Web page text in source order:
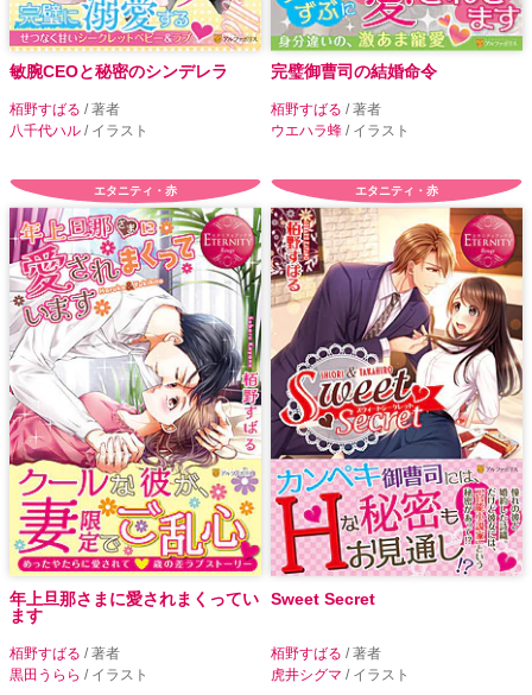
敏腕CEOと秘密のシンデレラ
栢野すばる / 著者
八千代ハル / イラスト
完璧御曹司の結婚命令
栢野すばる / 著者
ウエハラ蜂 / イラスト
エタニティ・赤
年上旦那さまに愛されまくってい
ます
栢野すばる / 著者
黒田うらら / イラスト
エタニティ・赤
Sweet Secret
栢野すばる / 著者
虎井シグマ / イラスト